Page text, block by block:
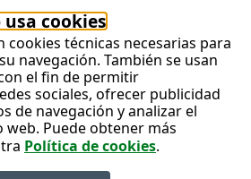
cookies
cookies técnicas necesarias para
navegación. También se usan
el fin de permitir
sociales, ofrecer publicidad
de navegación y analizar el
Puede obtener más
Política de cookies.